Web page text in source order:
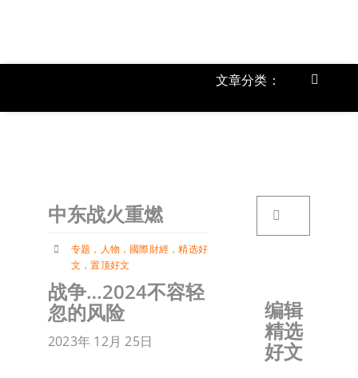
文章分类：
Toggle
中东战火重燃
专题 ， 人物 ， 國際財經 ，精选好
文 ，置顶好文
战争…2024不容轻
忽的风险
2023年 12月 25日
编辑
精选
好文